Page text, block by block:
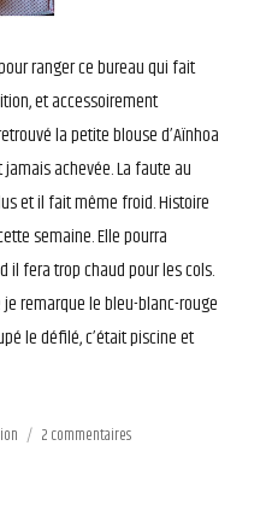
ranger ce bureau qui fait
et accessoirement
la petite blouse d’Aïnhoa
achevée. La faute au
et il fait même froid. Histoire
semaine. Elle pourra
il fera trop chaud pour les cols.
remarque le bleu-blanc-rouge
le défilé, c’était piscine et
2 commentaires